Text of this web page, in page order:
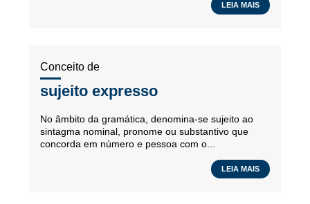
LEIA MAIS
Conceito de
sujeito expresso
No âmbito da gramática, denomina-se sujeito ao
sintagma nominal, pronome ou substantivo que
concorda em número e pessoa com o...
LEIA MAIS